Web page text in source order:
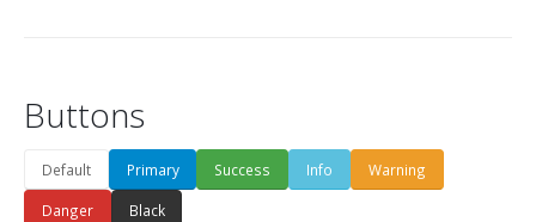
Buttons
Default Primary Success Info Warning
Danger Black